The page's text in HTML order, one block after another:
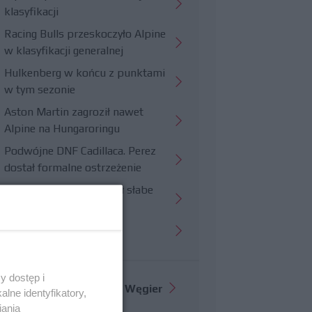
klasyfikacji
Racing Bulls przeskoczyło Alpine
w klasyfikacji generalnej
Hulkenberg w końcu z punktami
w tym sezonie
Aston Martin zagroził nawet
Alpine na Hungaroringu
Podwójne DNF Cadillaca. Perez
dostał formalne ostrzeżenie
Hungaroring potwierdził słabe
Więcej informacji o GP Węgier
dostęp i
identyfikatory,